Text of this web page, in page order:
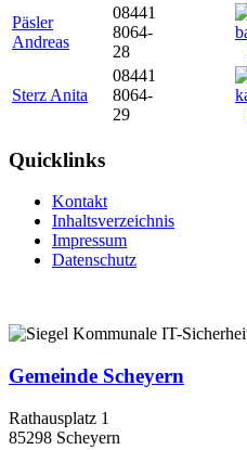
Päsler
Andreas
08441
8064-
28
Sterz Anita
08441
8064-
29
Quicklinks
Kontakt
Inhaltsverzeichnis
Impressum
Datenschutz
Gemeinde Scheyern
Rathausplatz 1
85298 Scheyern